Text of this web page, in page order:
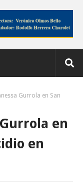
Gurrola en San
en
en